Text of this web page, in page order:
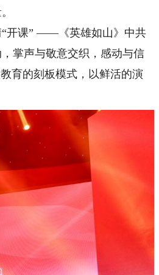
开课” ——《英雄如山》中共
掌声与敬意交织，感动与信
育的刻板模式，以鲜活的演